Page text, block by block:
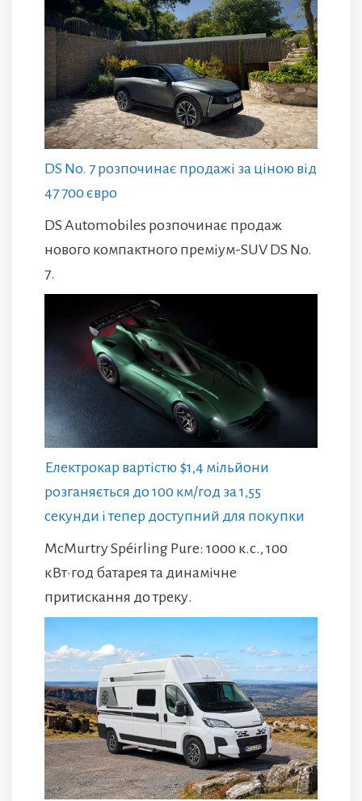
DS No. 7 розпочинає продажі за ціною від
47 700 євро
DS Automobiles розпочинає продаж
нового компактного преміум-SUV DS No.
7.
Електрокар вартістю $1,4 мільйони
розганяється до 100 км/год за 1,55
секунди і тепер доступний для покупки
McMurtry Spéirling Pure: 1000 к.с., 100
кВт·год батарея та динамічне
притискання до треку.